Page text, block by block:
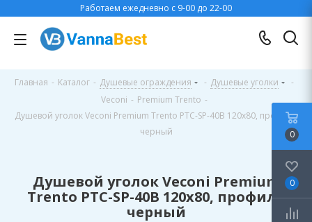
Работаем ежедневно с 9-00 до 22-00
Главная - Каталог - Душевые ограждения - Душевые уголки
-
Veconi - Premium Trento -
Душевой уголок Veconi Premium Trento PTC-SP-40B 120x80, профиль
черный
Душевой уголок Veconi Premium
Trento PTC-SP-40B 120x80, профиль
черный
0
0